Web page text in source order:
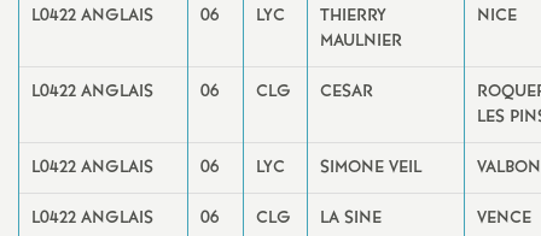
L0422 ANGLAIS 06 LYC
THIERRY
MAULNIER
NICE
L0422 ANGLAIS 06 CLG CESAR
LES
L0422 ANGLAIS 06 LYC SIMONE VEIL
L0422 ANGLAIS 06 CLG LA SINE VENCE